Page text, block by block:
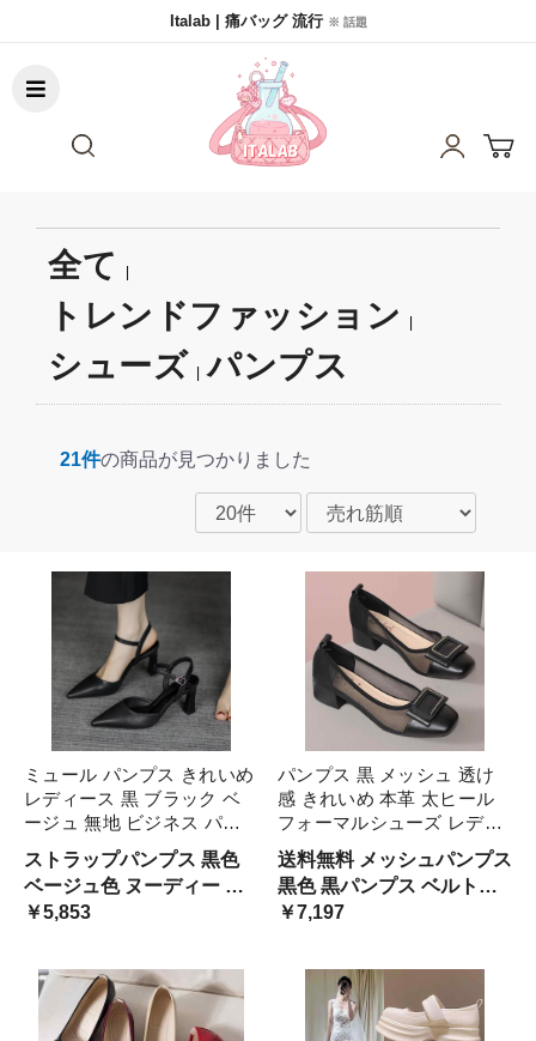
Italab | 痛バッグ 流行 ※ 話題
全て
トレンドファッション
シューズ パンプス
21件の商品が見つかりました
ミュール パンプス きれいめ
レディース 黒 ブラック ベ
ージュ 無地 ビジネス パー
ティー シューズ 韓国系 春
夏 ストラップサンダル 5cm
7cm ミドルヒール 高級感 ハ
イセンス ハイヒール
ストラップパンプス 黒色
ベージュ色 ヌーディー 涼
しげ 軽やか 春夏 お呼ばれ
ンプス ポインテッドトゥ
アンクルストラップ 美人
￥5,853
パンプス 黒 メッシュ 透け
感 きれいめ 本革 太ヒール
フォーマルシューズ レディ
ース 黒色 ブラック 革靴 春
夏 通気性 レザーシューズ
ミドルヒール エレガント 高
級感 個性的 チャンキーヒー
送料無料 メッシュパンプス
黒色 黒パンプス ベルトデ
ザイン 個性的 かっこいい
女性 オシャレ お出かけ マ
マ フォーマル お呼ばれ
￥7,197